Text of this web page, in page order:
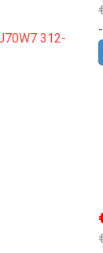
312-